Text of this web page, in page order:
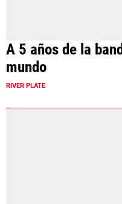
A 5 años de la
mundo
RIVER PLATE